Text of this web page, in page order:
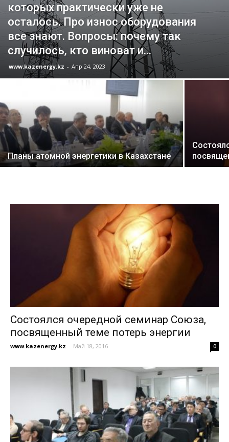
которых прак­тически уже не
осталось. Про износ оборудования
все знают. Вопросы: почему так
случилось, кто виноват и...
www.kazenergy.kz - Апр 24, 2023
Планы атомной энергетики в Казахстане
Состоялся очередной семинар Союза,
посвященный теме потерь энергии
www.kazenergy.kz - Май 18, 2016 0